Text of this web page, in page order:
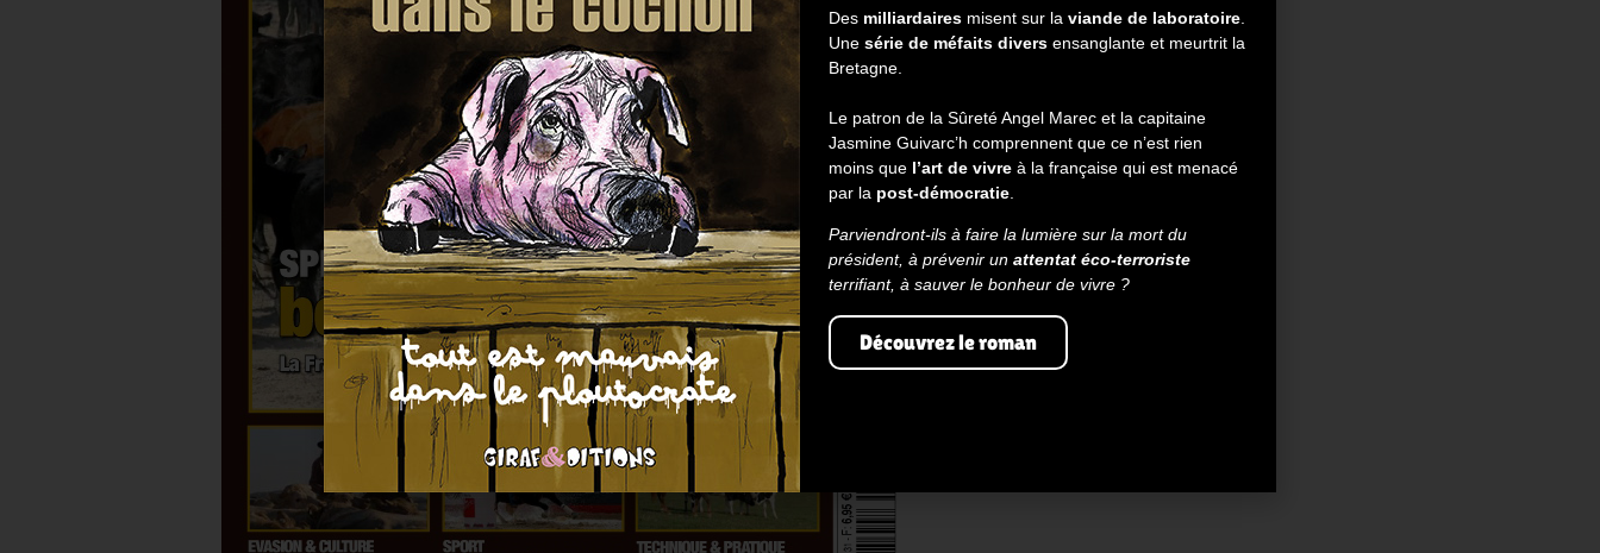
Des milliardaires misent sur la viande de laboratoire
Une série de méfaits divers ensanglante et meurtrit la
Bretagne.
Le patron de la Sûreté Angel Marec et la capitaine
Jasmine Guivarc’h comprennent que ce n’est rien
moins que l’art de vivre à la française qui est menacé
par la post-démocratie
Parviendront-ils à faire la lumière sur la mort du
président, à prévenir un attentat éco-terroriste
terrifiant, à sauver le bonheur de vivre ?
Découvrez le roman